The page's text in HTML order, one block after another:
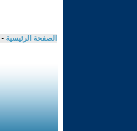
الصفحة الرئيسية -